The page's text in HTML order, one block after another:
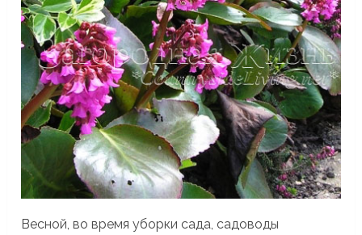
Весной, во время уборки сада, садоводы